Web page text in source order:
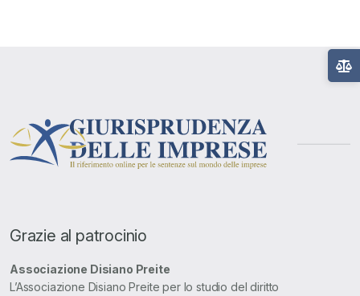
Grazie al patrocinio
Associazione Disiano Preite
L’Associazione Disiano Preite per lo studio del diritto